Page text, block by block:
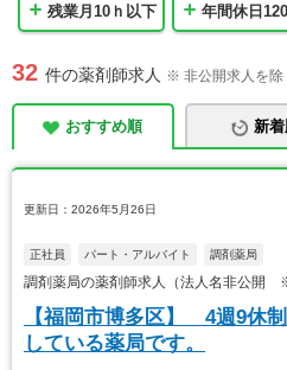
残業月10ｈ以下 年間休日
32 件の薬剤師求人 ※ 非公開求人を除
おすすめ順 新
更新日：2026年5月26日
正社員 パート・アルバイト 調剤薬局
調剤薬局の薬剤師求人（法人名非公開
【福岡市博多区】 4週9休
している薬局です。